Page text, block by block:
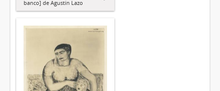
banco] de Agustín Lazo